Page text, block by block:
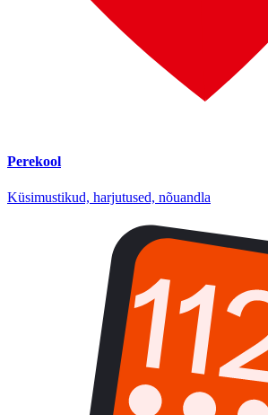
Perekool
Küsimustikud, harjutused, nõuandla